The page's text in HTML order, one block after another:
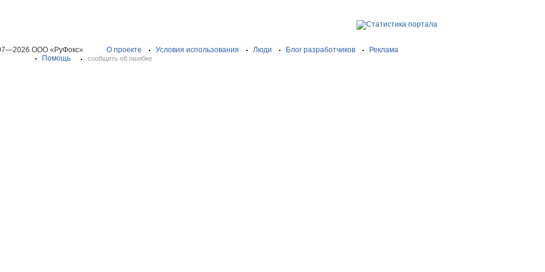
ООО «РуФокс» О проекте Условия использования Люди Блог разработчиков
Реклама
Помощь
сообщить об ошибке